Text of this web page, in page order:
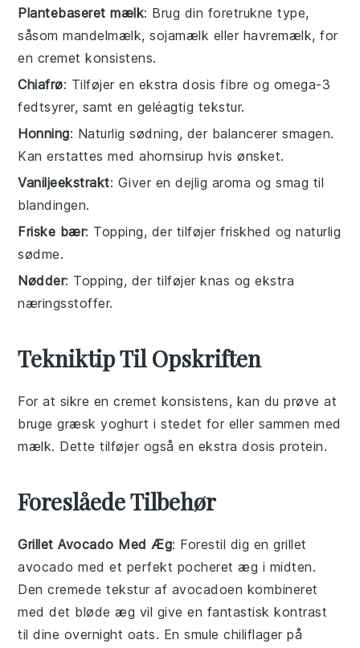
Plantebaseret mælk: Brug din foretrukne type,
såsom mandelmælk, sojamælk eller havremælk, for
en cremet konsistens.
Chiafrø: Tilføjer en ekstra dosis fibre og omega-3
fedtsyrer, samt en geléagtig tekstur.
Honning: Naturlig sødning, der balancerer smagen.
Kan erstattes med ahornsirup hvis ønsket.
Vaniljeekstrakt: Giver en dejlig aroma og smag til
blandingen.
Friske bær: Topping, der tilføjer friskhed og naturlig
sødme.
Nødder: Topping, der tilføjer knas og ekstra
næringsstoffer.
Tekniktip Til Opskriften
For at sikre en cremet konsistens, kan du prøve at
brugegræsk yoghurt i stedet for eller sammen med
mælk. Dette tilføjer også en ekstra dosisprotein.
Foreslåede Tilbehør
Grillet Avocado Med Æg: Forestil dig engrillet
avocado med et perfekt pocheret æg i midten.
Den cremede tekstur af avocadoen kombineret
med det bløde æg vil give en fantastisk kontrast
til dine overnight oats. En smulechiliflager på